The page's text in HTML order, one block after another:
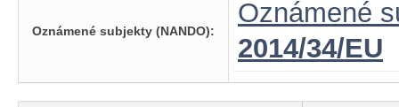
Oznámené subjekty (NANDO):
Oznámené
2014/34/EU